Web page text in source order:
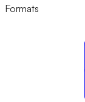
Formats